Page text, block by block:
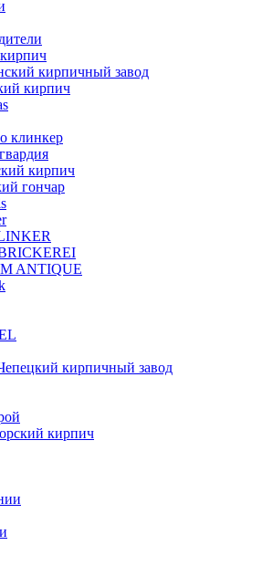
кирпичный завод
кирпич
клинкер
кирпич
гончар
ANTIQUE
кирпичный завод
кирпич